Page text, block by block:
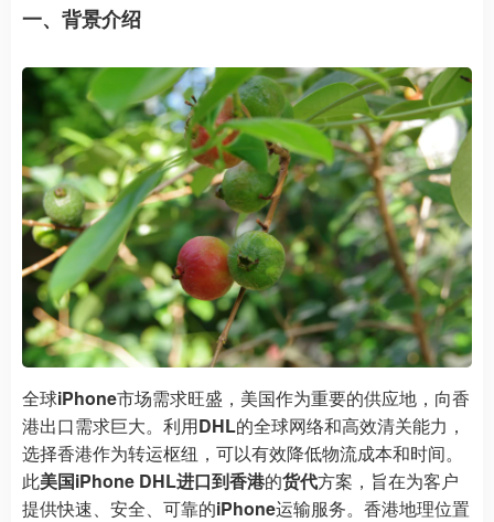
一、背景介绍
全球iPhone市场需求旺盛，美国作为重要的供应地，向香
港出口需求巨大。利用DHL的全球网络和高效清关能力，
选择香港作为转运枢纽，可以有效降低物流成本和时间。
此美国iPhone DHL进口到香港的货代方案，旨在为客户
提供快速、安全、可靠的iPhone运输服务。香港地理位置